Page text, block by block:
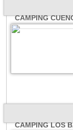
CAMPING
CAMPING LOS